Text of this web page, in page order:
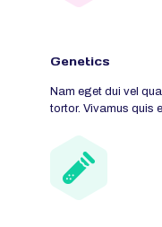
Genetics
Nam eget dui vel
tortor. Vivamus quis